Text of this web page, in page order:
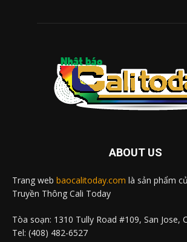
ABOUT US
Trang web baocalitoday.com là sản phẩm
Truyền Thông Cali Today
Tòa soạn: 1310 Tully Road #109, San Jose,
Tel: (408) 482-6527